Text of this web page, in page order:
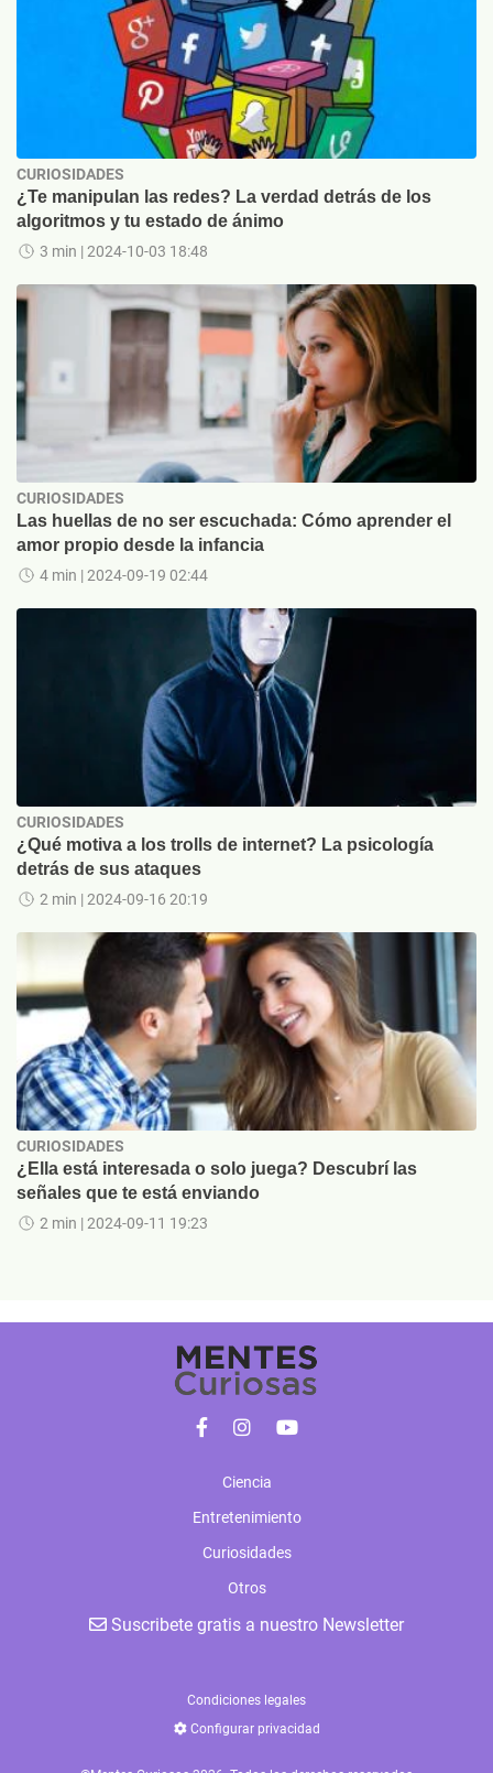
CURIOSIDADES
¿Te manipulan las redes? La verdad detrás de los
algoritmos y tu estado de ánimo
3 min | 2024-10-03 18:48
CURIOSIDADES
Las huellas de no ser escuchada: Cómo aprender el
amor propio desde la infancia
4 min | 2024-09-19 02:44
CURIOSIDADES
¿Qué motiva a los trolls de internet? La psicología
detrás de sus ataques
2 min | 2024-09-16 20:19
CURIOSIDADES
¿Ella está interesada o solo juega? Descubrí las
señales que te está enviando
2 min | 2024-09-11 19:23
Ciencia
Entretenimiento
Curiosidades
Otros
Suscribete gratis a nuestro Newsletter
Condiciones legales
Configurar privacidad